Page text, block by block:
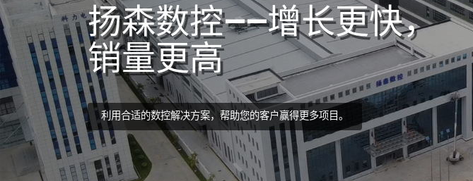
扬森数控——增长更快，
销量更高
利用合适的数控解决方案，帮助您的客户赢得更多项目。